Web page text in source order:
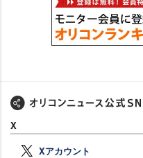
X
Xアカウント